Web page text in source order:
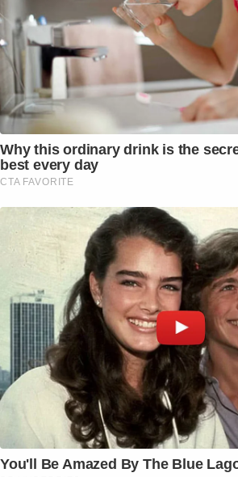
Why this ordinary drink is the
best every day
CTA FAVORITE
You'll Be Amazed By The Blue